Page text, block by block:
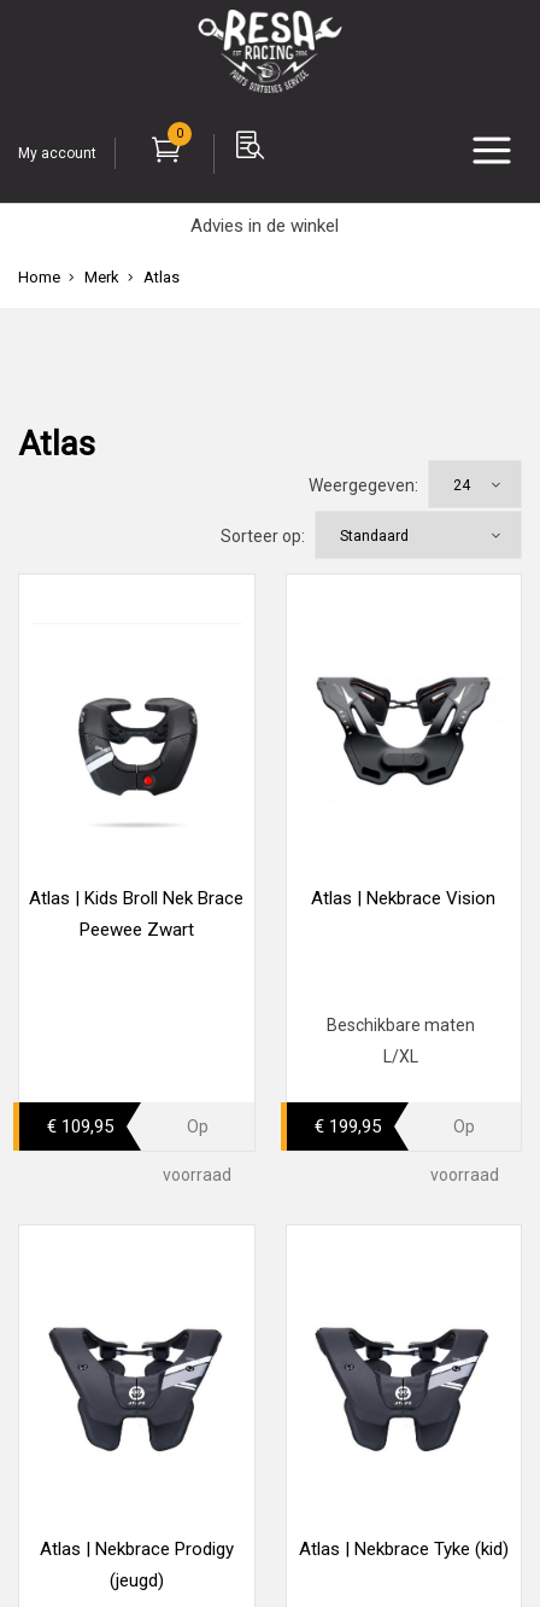
My account
0
Advies in de winkel
Home Merk Atlas
Atlas
Weergegeven:
Sorteer op:
Atlas | Kids Broll Nek Brace
Peewee Zwart
€ 109,95 Op
voorraad
Atlas | Nekbrace Vision
Beschikbare maten
L/XL
€ 199,95 Op
voorraad
Atlas | Nekbrace Prodigy
(jeugd)
Atlas | Nekbrace Tyke (kid)